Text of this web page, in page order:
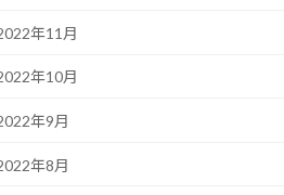
年11月
年10月
年9月
年8月